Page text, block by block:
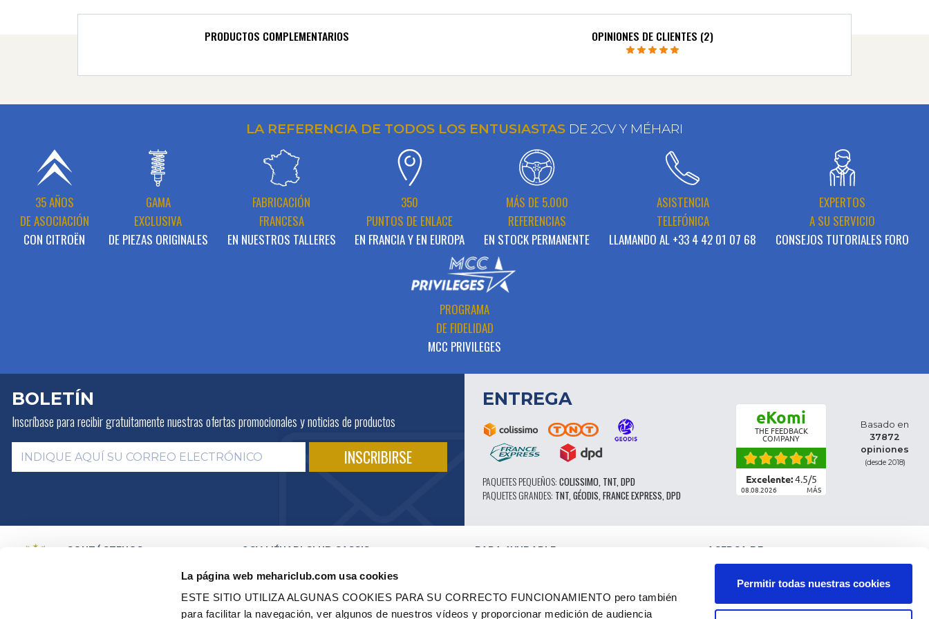
La página web mehariclub.com usa cookies
ESTE SITIO UTILIZA ALGUNAS COOKIES PARA SU CORRECTO FUNCIONAMIENTO pero también
para facilitar la navegación, ver algunos de nuestros vídeos y proporcionar medición de audiencia
Permitir todas nuestras cookies
PRODUCTOS COMPLEMENTARIOS OPINIONES DE CLIENTES (2)
LA REFERENCIA DE TODOS LOS ENTUSIASTAS DE 2CV Y MÉHARI
35 AÑOS
DE ASOCIACIÓN
CON CITROËN
GAMA
EXCLUSIVA
DE PIEZAS ORIGINALES
FABRICACIÓN
FRANCESA
EN NUESTROS TALLERES
350
PUNTOS DE ENLACE
EN FRANCIA Y EN EUROPA
MÁS DE 5.000
REFERENCIAS
EN STOCK PERMANENTE
ASISTENCIA
TELEFÓNICA
LLAMANDO AL +33 4 42 01 07 68
EXPERTOS
A SU SERVICIO
CONSEJOS TUTORIALES FORO
PROGRAMA
DE FIDELIDAD
MCC PRIVILEGES
BOLETÍN
Inscríbase para recibir gratuitamentenuestras ofertas promocionales y noticias de productos
ENTREGA
PAQUETES PEQUEÑOS: COLISSIMO, TNT, DPD
PAQUETES GRANDES: TNT, GÉODIS, FRANCE EXPRESS, DPD
eKomi
THE FEEDBACK
COMPANY
Excelente:4.5/5
08.08.2026 MÁS
Basado en
37872
opiniones
(desde 2018)
CONTÁCTENOS
+ 33 (0)4 42
2CV MÉHARI CLUB CASSIS
ACTIVIDADES
PRESENTACIÓN EN VÍDEO
PARA AYUDARLE
CATÁLOGO
ACERCA DE
CLASIFICACIÓN DE LAS PIEZAS
CONDICIONES GENERALES DE VENTA
NOTAS LEGALES